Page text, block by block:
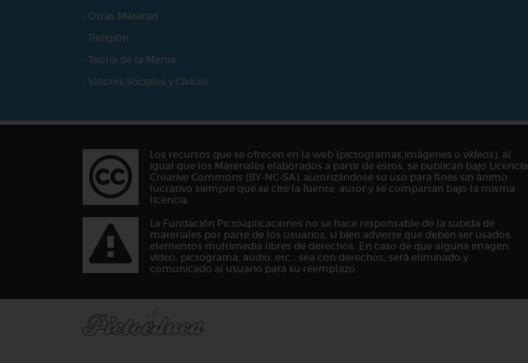
- Otras Materias
- Religión
- Teoría de la Mente
- Valores Sociales y Cívicos
Los recursos que se ofrecen en la web (pictogramas,imágenes o vídeos), al
igual que los Materiales elaborados a partir de éstos, se publican bajo Licencia
Creative Commons (BY-NC-SA), autorizándose su uso para fines sin ánimo
lucrativo siempre que se cite la fuente, autor y se compartan bajo la misma
licencia.
La Fundación Pictoaplicaciones no se hace responsable de la subida de
materiales por parte de los usuarios, si bien advierte que deben ser usados
elementos multimedia libres de derechos. En caso de que alguna imagen,
vídeo, pictograma, audio, etc… sea con derechos, será eliminado y
comunicado al usuario para su reemplazo.